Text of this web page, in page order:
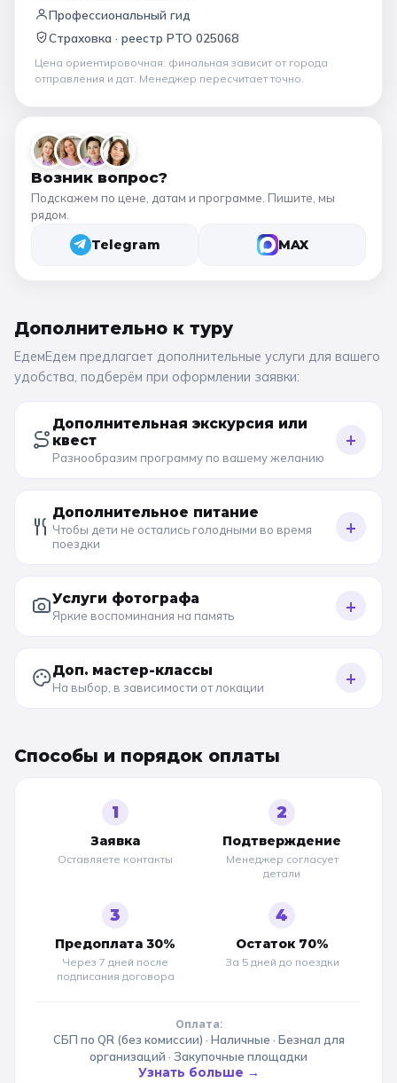
Профессиональный гид
Страховка · реестр РТО 025068
Цена ориентировочная: финальная зависит от города
отправления и дат . Менеджер пересчитает точно.
Возник вопрос?
Подскажем по цене, датам и программе. Пишите, мы
рядом.
Telegram MAX
Дополнительно к туру
ЕдемЕдем предлагает дополнительные услуги для вашего
удобства, подберём при оформлении заявки:
Дополнительная экскурсия или
квест
Разнообразим программу по вашему желанию
+
Дополнительное питание
Чтобы дети не остались голодными во время
поездки
+
Услуги фотографа
Яркие воспоминания на память +
Доп. мастер-классы
На выбор, в зависимости от локации +
Способы и порядок оплаты
1
Заявка
Оставляете контакты
2
Подтверждение
Менеджер согласует
детали
3
Предоплата 30%
Через 7 дней после
подписания договора
4
Остаток 70%
За 5 дней до поездки
Оплата:
СБП по QR (без комиссии) · Наличные · Безнал для
организаций · Закупочные площадки
Узнать больше →